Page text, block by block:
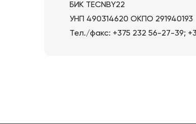
БИК TECNBY22
УНП 490314620 ОКПО 291940193
Тел./факс: +375 232 56-27-39;